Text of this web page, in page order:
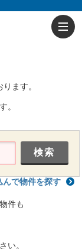
ます。
。
んで物件を探す
件も
い。